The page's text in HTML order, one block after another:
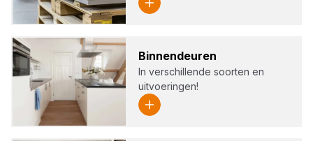
Bin­nen­deu­ren
In verschillende soorten en
uitvoeringen!